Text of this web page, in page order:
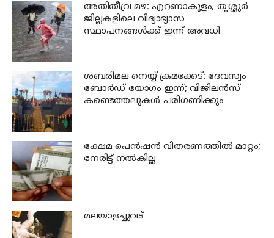
അതിതീവ്ര മഴ: എറണാകുളം, തൃശ്ശൂർ
ജില്ലകളിലെ വിദ്യാഭ്യാസ
സ്ഥാപനങ്ങൾക്ക് ഇന്ന് അവധി
ശബരിമല നെയ്യ് ക്രമക്കേട്: ദേവസ്വം
ബോർഡ് യോഗം ഇന്ന്; വിജിലൻസ്
കണ്ടെത്തലുകൾ പരിഗണിക്കും
ക്ഷേമ പെന്‍ഷന്‍ വിതരണത്തില്‍ മാറ്റം;
നേരിട്ട് നല്‍കില്ല
മലയാളച്ചുവട്